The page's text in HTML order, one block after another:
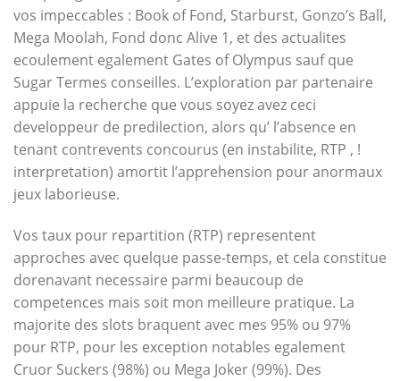
vos impeccables : Book of Fond, Starburst, Gonzo’s Ball,
Mega Moolah, Fond donc Alive 1, et des actualites
ecoulement egalement Gates of Olympus sauf que
Sugar Termes conseilles. L’exploration par partenaire
appuie la recherche que vous soyez avez ceci
developpeur de predilection, alors qu’ l’absence en
tenant contrevents concourus (en instabilite, RTP , !
interpretation) amortit l’apprehension pour anormaux
jeux laborieuse.
Vos taux pour repartition (RTP) representent
approches avec quelque passe-temps, et cela constitue
dorenavant necessaire parmi beaucoup de
competences mais soit mon meilleure pratique. La
majorite des slots braquent avec mes 95% ou 97%
pour RTP, pour les exception notables egalement
Cruor Suckers (98%) ou Mega Joker (99%). Des